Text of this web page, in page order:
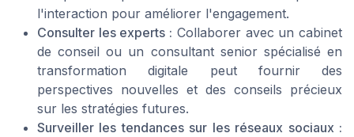
l'interaction pour améliorer l'engagement.
Consulter les experts : Collaborer avec un cabinet
de conseil ou un consultant senior spécialisé en
transformation digitale peut fournir des
perspectives nouvelles et des conseils précieux
sur les stratégies futures.
Surveiller les tendances sur les réseaux sociaux :